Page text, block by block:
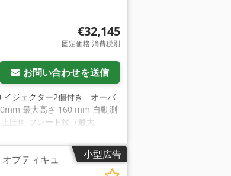
€32,145
固定価格 消費税別
お問い合わせを送信
ジェクター2個付き - オーバ
最大高さ 160 mm 自動測
圧側 ブレード径（最大
クタ 全長13m Dcedpfoi
L/W/H） 600/240/190 cm 重
小型広告
プティキュ